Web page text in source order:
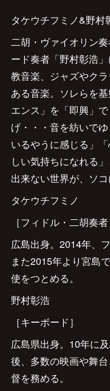
タケウチフミノ&野村
二胡・ヴァイオリン
ード奏者「野村彰浩
教音楽、ジャズやク
ある音楽。ソレらを
エンス」を「即興」
げ・・・音を紡いで
いるやうに感じる」
しい気持ちになれる
出来ない世界が、ソコ
タケウチフミノ
［フィドル・二胡奏者
広島出身。2014年、
また2015年より宮島
使をつとめる。
野村彰浩
［キーボード］
広島県出身。10年に
後、多数の映画や舞
督を務める。